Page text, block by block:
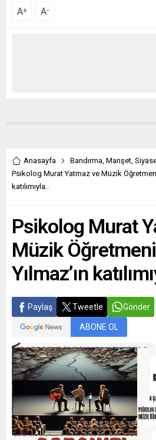
A+ A-
Anasayfa Bandırma Manşet
Psikolog Murat Yatmaz ve Müzik Öğretmeni
katılımıyla..
Psikolog Murat
Müzik
Yılmaz’ın
Paylaş Tweetle Gönder
ABONE OL